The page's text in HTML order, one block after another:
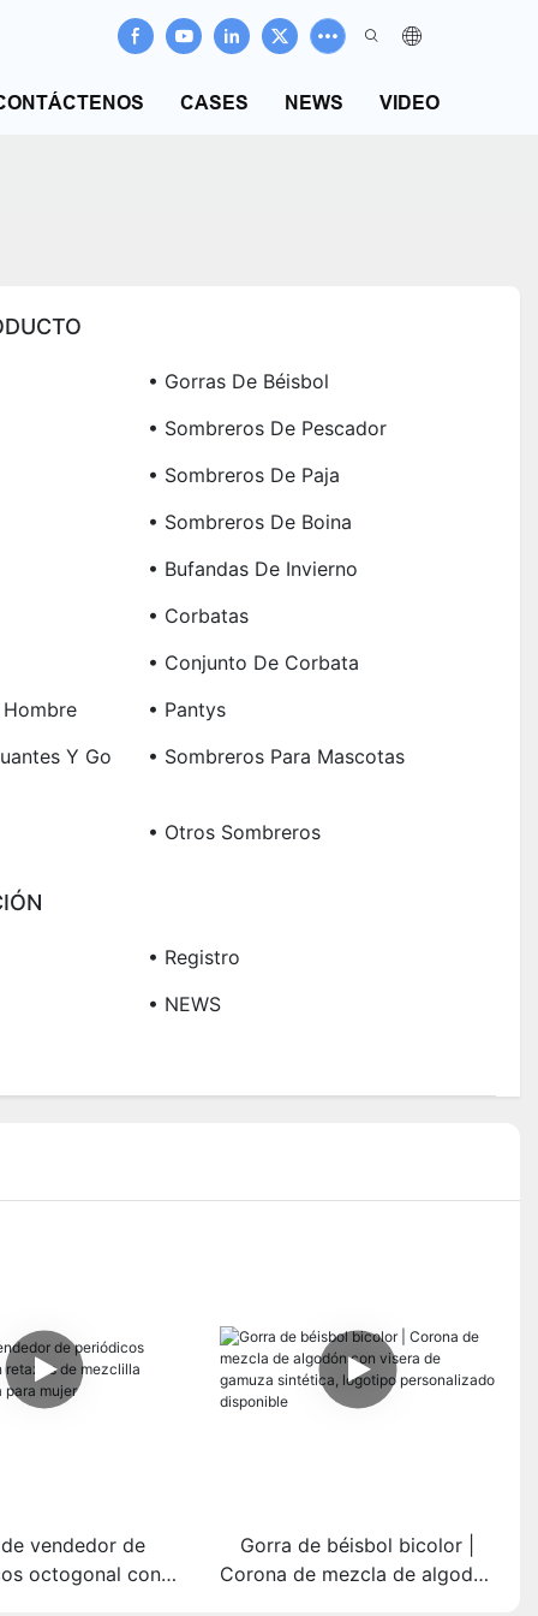
CASES NEWS VIDEO
• Gorras De Béisbol
• Sombreros De Pescador
• Sombreros De Paja
• Sombreros De Boina
• Bufandas De Invierno
• Corbatas
• Conjunto De Corbata
• Pantys
Y Go
• Sombreros Para Mascotas
• Otros Sombreros
• Registro
• NEWS
vendedor de
octogonal con
Gorra de béisbol bicolor |
Corona de mezcla de algodón